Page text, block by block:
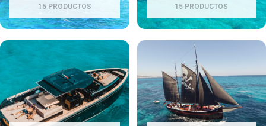
15 PRODUCTOS 15 PRODUCTOS